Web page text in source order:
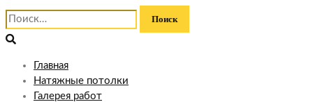
Найти:
Главная
Натяжные потолки
Галерея работ